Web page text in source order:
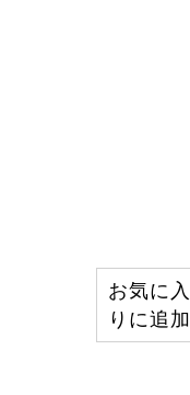
お気に入
りに追加